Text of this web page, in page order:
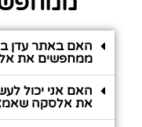
האם באתר עדן
ממחפשים את
האם אני יכול
את אלסקה